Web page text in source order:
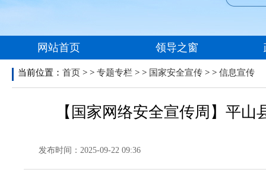
当前位置： 首页 > > 专题专栏 > > 国家安全宣传 > > 信息宣传
【国家网络安全宣传周】平
发布时间：2025-09-22 09:36